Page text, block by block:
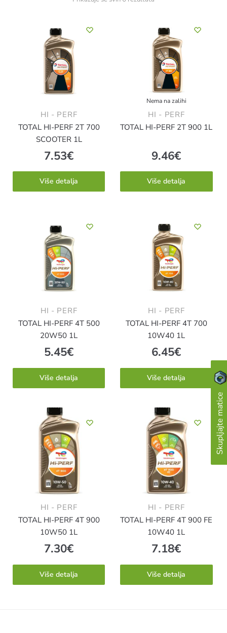
HI - PERF
TOTAL HI-PERF 2T 700
SCOOTER 1L
7.53€
Više detalja
Nema na zalihi
HI - PERF
TOTAL HI-PERF 2T 900 1L
9.46€
Više detalja
HI - PERF
TOTAL HI-PERF 4T 500
20W50 1L
5.45€
Više detalja
HI - PERF
TOTAL HI-PERF 4T 700
10W40 1L
6.45€
Više detalja
HI - PERF
TOTAL HI-PERF 4T 900
10W50 1L
7.30€
Više detalja
HI - PERF
TOTAL HI-PERF 4T 900 FE
10W40 1L
7.18€
Više detalja
Skupljajte matice